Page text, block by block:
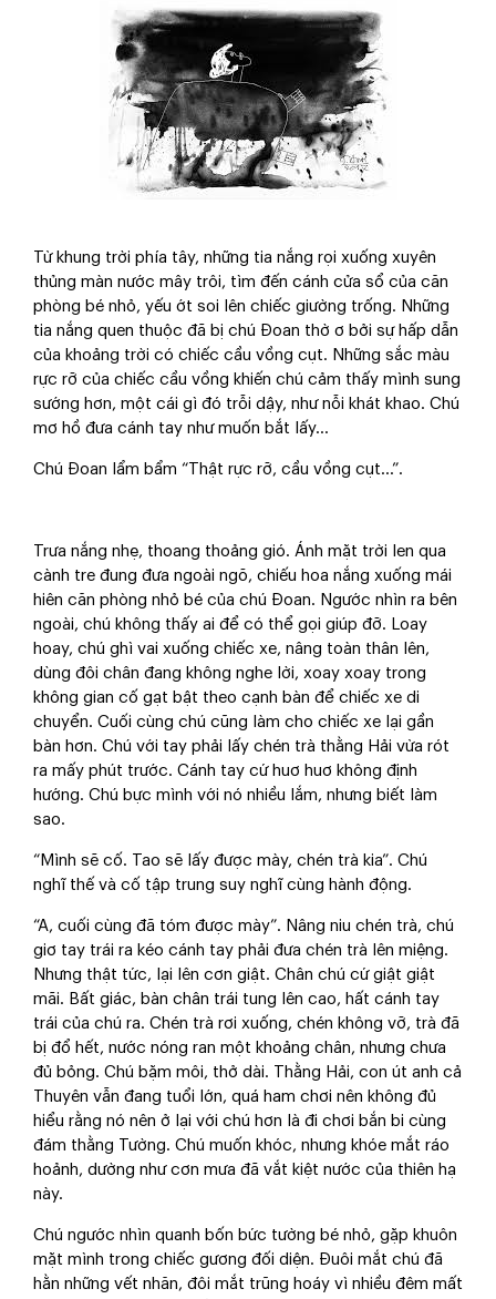
Từ khung trời phía tây, những tia nắng rọi xuống xuyên
thủng màn nước mây trôi, tìm đến cánh cửa sổ của căn
phòng bé nhỏ, yếu ớt soi lên chiếc giường trống. Những
tia nắng quen thuộc đã bị chú Đoan thờ ơ bởi sự hấp dẫn
của khoảng trời có chiếc cầu vồng cụt. Những sắc màu
rực rỡ của chiếc cầu vồng khiến chú cảm thấy mình sung
sướng hơn, một cái gì đó trỗi dậy, như nỗi khát khao. Chú
mơ hồ đưa cánh tay như muốn bắt lấy...
Chú Đoan lẩm bẩm “Thật rực rỡ, cầu vồng cụt...”.
Trưa nắng nhẹ, thoang thoảng gió. Ánh mặt trời len qua
cành tre đung đưa ngoài ngõ, chiếu hoa nắng xuống mái
hiên căn phòng nhỏ bé của chú Đoan. Ngước nhìn ra bên
ngoài, chú không thấy ai để có thể gọi giúp đỡ. Loay
hoay, chú ghì vai xuống chiếc xe, nâng toàn thân lên,
dùng đôi chân đang không nghe lời, xoay xoay trong
không gian cố gạt bật theo cạnh bàn để chiếc xe di
chuyển. Cuối cùng chú cũng làm cho chiếc xe lại gần
bàn hơn. Chú với tay phải lấy chén trà thằng Hải vừa rót
ra mấy phút trước. Cánh tay cứ huơ huơ không định
hướng. Chú bực mình với nó nhiều lắm, nhưng biết làm
sao.
“Mình sẽ cố. Tao sẽ lấy được mày, chén trà kia”. Chú
nghĩ thế và cố tập trung suy nghĩ cùng hành động.
“A, cuối cùng đã tóm được mày”. Nâng niu chén trà, chú
giơ tay trái ra kéo cánh tay phải đưa chén trà lên miệng.
Nhưng thật tức, lại lên cơn giật. Chân chú cứ giật giật
mãi. Bất giác, bàn chân trái tung lên cao, hất cánh tay
trái của chú ra. Chén trà rơi xuống, chén không vỡ, trà đã
bị đổ hết, nước nóng ran một khoảng chân, nhưng chưa
đủ bỏng. Chú bặm môi, thở dài. Thằng Hải, con út anh cả
Thuyên vẫn đang tuổi lớn, quá ham chơi nên không đủ
hiểu rằng nó nên ở lại với chú hơn là đi chơi bắn bi cùng
đám thằng Tường. Chú muốn khóc, nhưng khóe mắt ráo
hoảnh, dường như cơn mưa đã vắt kiệt nước của thiên hạ
này.
Chú ngước nhìn quanh bốn bức tường bé nhỏ, gặp khuôn
mặt mình trong chiếc gương đối diện. Đuôi mắt chú đã
hằn những vết nhăn, đôi mắt trũng hoáy vì nhiều đêm mất